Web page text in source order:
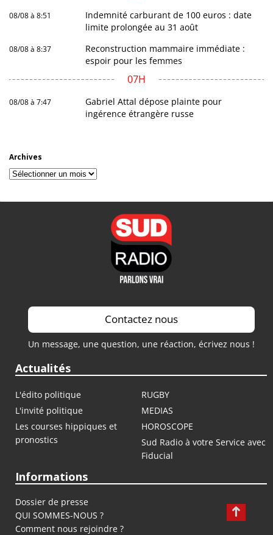
08/08 à 8:51
Indemnité carburant de 100 euros : date
limite prolongée au 31 août
08/08 à 8:37
Reconstruction mammaire immédiate :
espoir pour les femmes
07H
08/08 à 7:47
Gabriel Attal dépose plainte pour
ingérence étrangère russe
Archives
Archives
Contactez nous
Un message, une question, une réaction, écrivez nous !
Actualités
L'édito politique
RUGBY
L'invité politique
MEDIAS
Les courses hippiques et
pronostics
HOROSCOPE
Sud Radio à votre Service avec
Fiducial
Informations
Dossier de presse
QUI SOMMES-NOUS ?
Comment nous rejoindre ?